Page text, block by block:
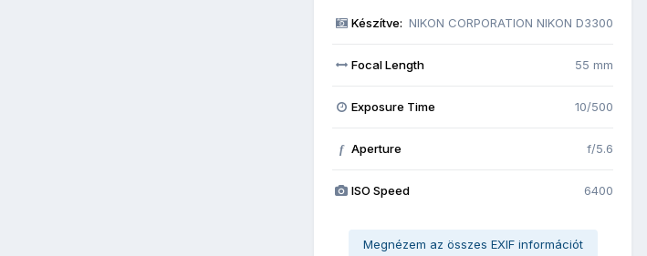
Készítve: NIKON CORPORATION NIKON D3300
Focal Length 55 mm
Exposure Time 10/500
f Aperture f/5.6
ISO Speed 6400
Megnézem az összes EXIF információt